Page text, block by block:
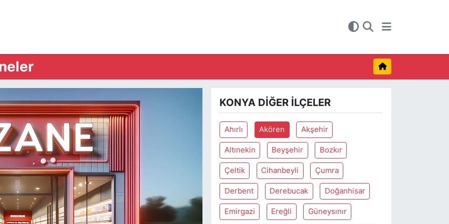
KONYA DIĞER İLÇELER
Ahırlı Akören Akşehir
Altınekin Beyşehir Bozkır
Çeltik Cihanbeyli Çumra
Derbent Derebucak Doğanhisar
Emirgazi Ereğli Güneysınır